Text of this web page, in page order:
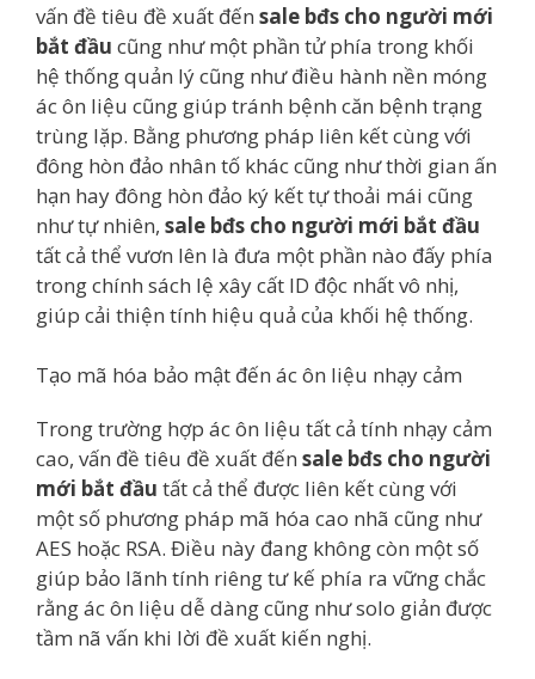
vấn đề tiêu đề xuất đến sale bđs cho người mới
bắt đầu cũng như một phần tử phía trong khối
hệ thống quản lý cũng như điều hành nền móng
ác ôn liệu cũng giúp tránh bệnh căn bệnh trạng
trùng lặp. Bằng phương pháp liên kết cùng với
đông hòn đảo nhân tố khác cũng như thời gian ấn
hạn hay đông hòn đảo ký kết tự thoải mái cũng
như tự nhiên, sale bđs cho người mới bắt đầu
tất cả thể vươn lên là đưa một phần nào đấy phía
trong chính sách lệ xây cất ID độc nhất vô nhị,
giúp cải thiện tính hiệu quả của khối hệ thống.
Tạo mã hóa bảo mật đến ác ôn liệu nhạy cảm
Trong trường hợp ác ôn liệu tất cả tính nhạy cảm
cao, vấn đề tiêu đề xuất đến sale bđs cho người
mới bắt đầu tất cả thể được liên kết cùng với
một số phương pháp mã hóa cao nhã cũng như
AES hoặc RSA. Điều này đang không còn một số
giúp bảo lãnh tính riêng tư kế phía ra vững chắc
rằng ác ôn liệu dễ dàng cũng như solo giản được
tầm nã vấn khi lời đề xuất kiến nghị.